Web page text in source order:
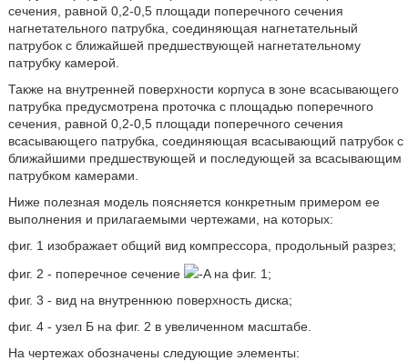
сечения, равной 0,2-0,5 площади поперечного сечения
нагнетательного патрубка, соединяющая нагнетательный
патрубок с ближайшей предшествующей нагнетательному
патрубку камерой.
Также на внутренней поверхности корпуса в зоне всасывающего
патрубка предусмотрена проточка с площадью поперечного
сечения, равной 0,2-0,5 площади поперечного сечения
всасывающего патрубка, соединяющая всасывающий патрубок с
ближайшими предшествующей и последующей за всасывающим
патрубком камерами.
Ниже полезная модель поясняется конкретным примером ее
выполнения и прилагаемыми чертежами, на которых:
фиг. 1 изображает общий вид компрессора, продольный разрез;
фиг. 2 - поперечное сечение
-A на фиг. 1;
фиг. 3 - вид на внутреннюю поверхность диска;
фиг. 4 - узел Б на фиг. 2 в увеличенном масштабе.
На чертежах обозначены следующие элементы: